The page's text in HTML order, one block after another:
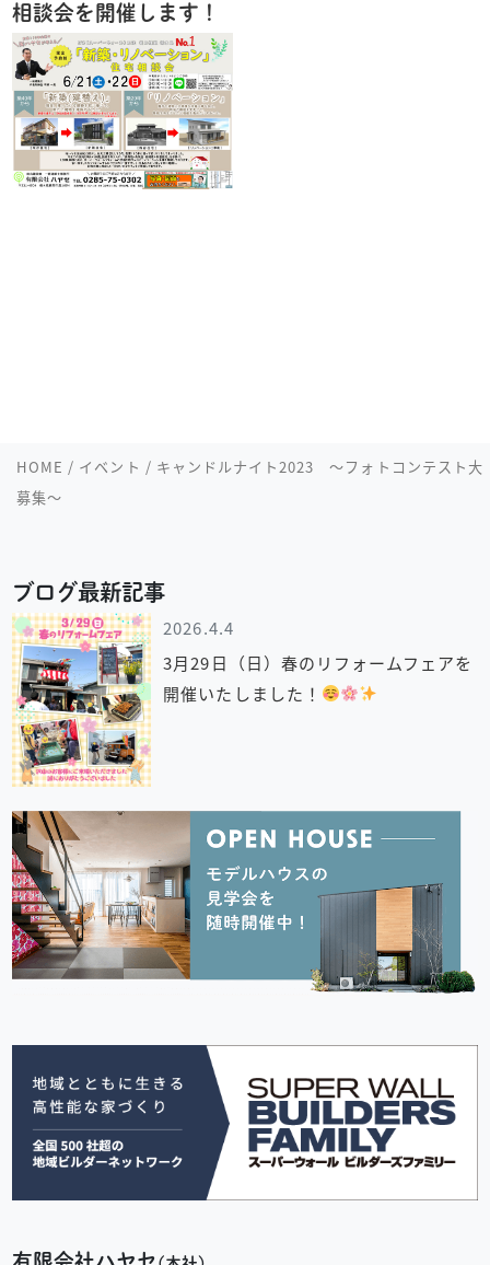
相談会を開催します！
HOME / イベント / キャンドルナイト2023 ～フォトコンテスト大
募集～
ブログ最新記事
2026.4.4
3月29日（日）春のリフォームフェアを
開催いたしました！